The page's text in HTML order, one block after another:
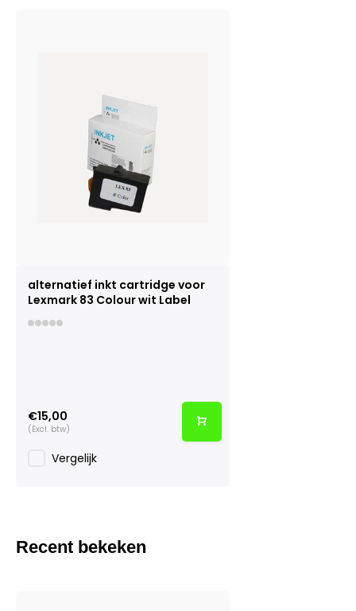
alternatief inkt cartridge voor
Lexmark 83 Colour wit Label
€15,00
(Excl. btw)
Vergelijk
Recent bekeken